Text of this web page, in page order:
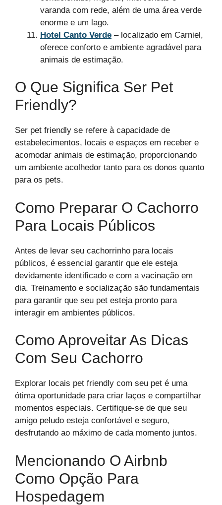
varanda com rede, além de uma área verde
enorme e um lago.
Hotel Canto Verde – localizado em Carniel,
oferece conforto e ambiente agradável para
animais de estimação.
O Que Significa Ser Pet
Friendly?
Ser pet friendly se refere à capacidade de
estabelecimentos, locais e espaços em receber e
acomodar animais de estimação, proporcionando
um ambiente acolhedor tanto para os donos quanto
para os pets.
Como Preparar O Cachorro
Para Locais Públicos
Antes de levar seu cachorrinho para locais
públicos, é essencial garantir que ele esteja
devidamente identificado e com a vacinação em
dia. Treinamento e socialização são fundamentais
para garantir que seu pet esteja pronto para
interagir em ambientes públicos.
Como Aproveitar As Dicas
Com Seu Cachorro
Explorar locais pet friendly com seu pet é uma
ótima oportunidade para criar laços e compartilhar
momentos especiais. Certifique-se de que seu
amigo peludo esteja confortável e seguro,
desfrutando ao máximo de cada momento juntos.
Mencionando O Airbnb
Como Opção Para
Hospedagem